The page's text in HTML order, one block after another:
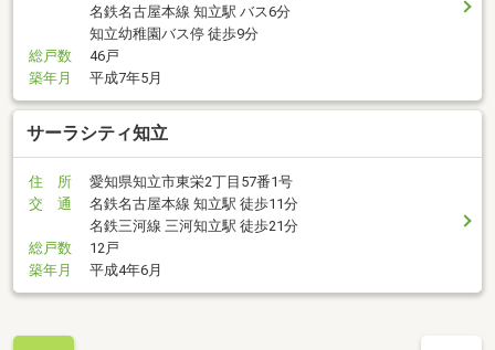
名鉄名古屋本線 知立駅 バス6分
知立幼稚園バス停 徒歩9分
総戸数
46戸
築年月
平成7年5月
サーラシティ知立
住 所
愛知県知立市東栄2丁目57番1号
交 通
名鉄名古屋本線 知立駅 徒歩11分
名鉄三河線 三河知立駅 徒歩21分
総戸数
12戸
築年月
平成4年6月